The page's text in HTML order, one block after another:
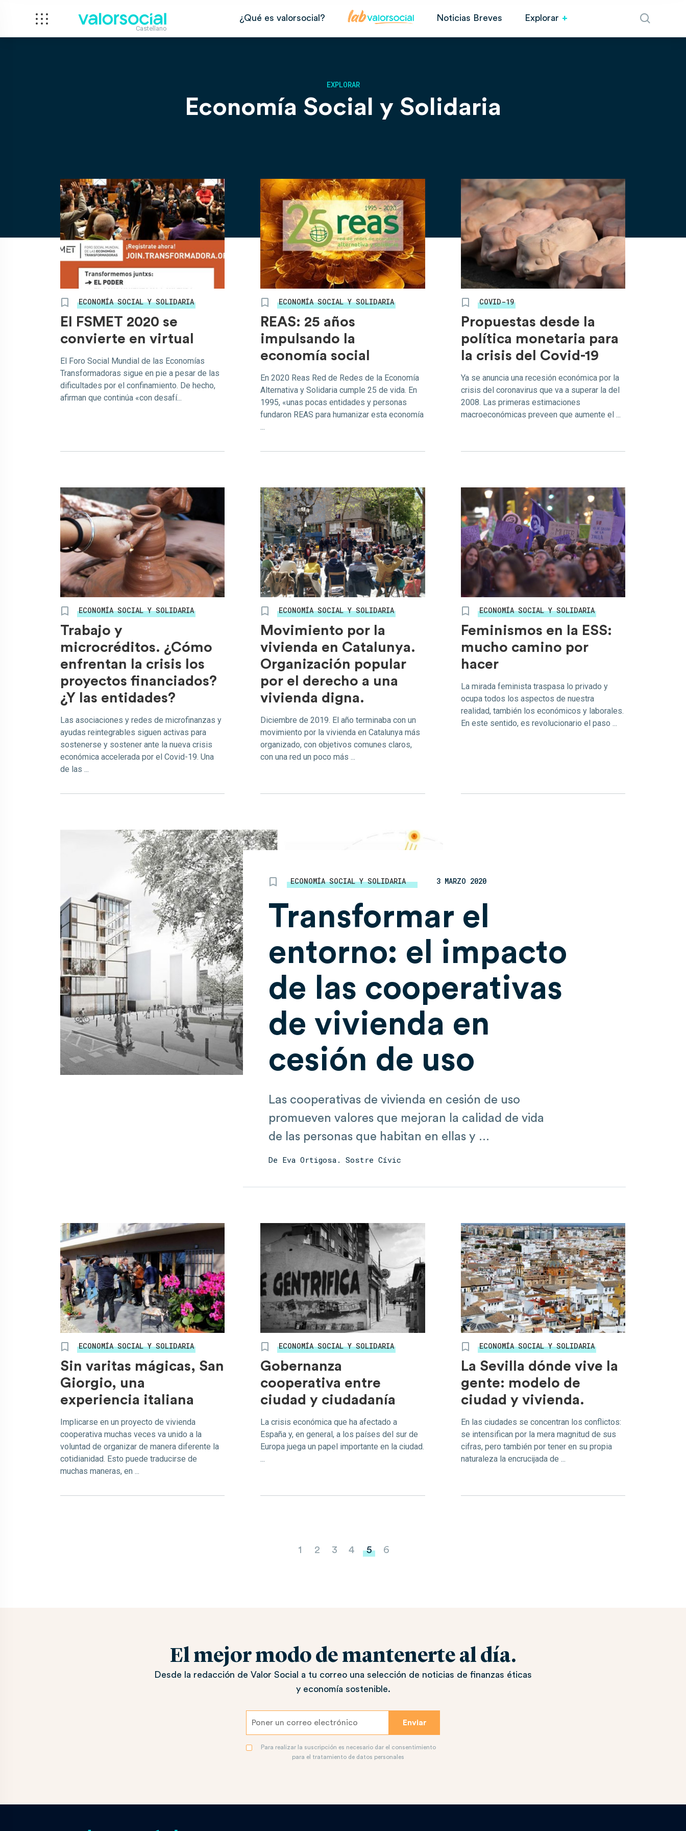
Castellano
¿Qué es valorsocial? Noticias Breves Explorar
EXPLORAR
Economía Social y Solidaria
ECONOMÍA SOCIAL Y SOLIDARIA
El FSMET 2020 se
convierte en virtual
El Foro Social Mundial de las Economías
Transformadoras sigue en pie a pesar de las
dificultades por el confinamiento. De hecho,
afirman que continúa «con desafí...
ECONOMÍA SOCIAL Y SOLIDARIA
REAS: 25 años
impulsando la
economía social
En 2020 Reas Red de Redes de la Economía
Alternativa y Solidaria cumple 25 de vida. En
1995, «unas pocas entidades y personas
fundaron REAS para humanizar esta economía
...
COVID-19
Propuestas desde la
política monetaria para
la crisis del Covid-19
Ya se anuncia una recesión económica por la
crisis del coronavirus que va a superar la del
2008. Las primeras estimaciones
macroeconómicas preveen que aumente el ...
ECONOMÍA SOCIAL Y SOLIDARIA
Trabajo y
microcréditos. ¿Cómo
enfrentan la crisis los
proyectos financiados?
¿Y las entidades?
Las asociaciones y redes de microfinanzas y
ayudas reintegrables siguen activas para
sostenerse y sostener ante la nueva crisis
económica accelerada por el Covid-19. Una
de las ...
ECONOMÍA SOCIAL Y SOLIDARIA
Movimiento por la
vivienda en Catalunya.
Organización popular
por el derecho a una
vivienda digna.
Diciembre de 2019. El año terminaba con un
movimiento por la vivienda en Catalunya más
organizado, con objetivos comunes claros,
con una red un poco más ...
ECONOMÍA SOCIAL Y SOLIDARIA
Feminismos en la ESS:
mucho camino por
hacer
La mirada feminista traspasa lo privado y
ocupa todos los aspectos de nuestra
realidad, también los económicos y laborales.
En este sentido, es revolucionario el paso ...
ECONOMÍA SOCIAL Y SOLIDARIA 3 MARZO 2020
Transformar el
entorno: el impacto
de las cooperativas
de vivienda en
cesión de uso
Las cooperativas de vivienda en cesión de uso
promueven valores que mejoran la calidad de vida
de las personas que habitan en ellas y ...
De Eva Ortigosa. Sostre Cívic
ECONOMÍA SOCIAL Y SOLIDARIA
Sin varitas mágicas, San
Giorgio, una
experiencia italiana
Implicarse en un proyecto de vivienda
cooperativa muchas veces va unido a la
voluntad de organizar de manera diferente la
cotidianidad. Esto puede traducirse de
muchas maneras, en ...
ECONOMÍA SOCIAL Y SOLIDARIA
Gobernanza
cooperativa entre
ciudad y ciudadanía
La crisis económica que ha afectado a
España y, en general, a los países del sur de
Europa juega un papel importante en la ciudad.
...
ECONOMÍA SOCIAL Y SOLIDARIA
La Sevilla dónde vive la
gente: modelo de
ciudad y vivienda.
En las ciudades se concentran los conflictos:
se intensifican por la mera magnitud de sus
cifras, pero también por tener en su propia
naturaleza la encrucijada de ...
1 2 3 4 5 6
El mejor modo de mantenerte al día.
Desde la redacción de Valor Social a tu correo una selección de noticias de finanzas éticas
y economía sostenible.
Para realizar la suscripción es necesario dar el consentimiento
para el tratamiento de datos personales